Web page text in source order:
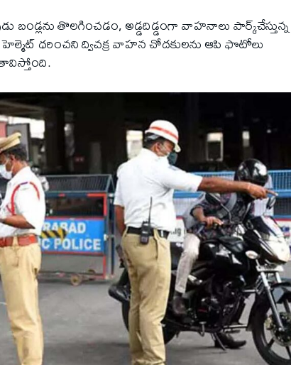
బండ్లను తొలగించడం, అడ్డదిడ్డంగా వాహనాలు పార్క్‌చేస్తున్న
ధరించని ద్విచక్ర వాహన చోదకులను ఆపి ఫొటోలు